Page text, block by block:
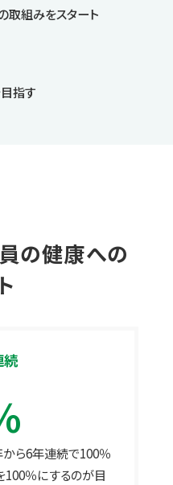
取組みをスタート
指す
の健康への
続
ら6年連続で100％
100％にするのが目